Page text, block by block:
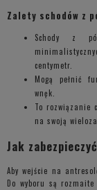
Zalety schodów z
Schody z
centymetr.
Mogą pełnić
wnęk.
To rozwiązanie
na swoją
Jak
Aby wejście na
Do wyboru są